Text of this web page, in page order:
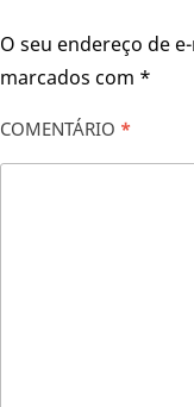
O seu endereço de
marcados com *
COMENTÁRIO *